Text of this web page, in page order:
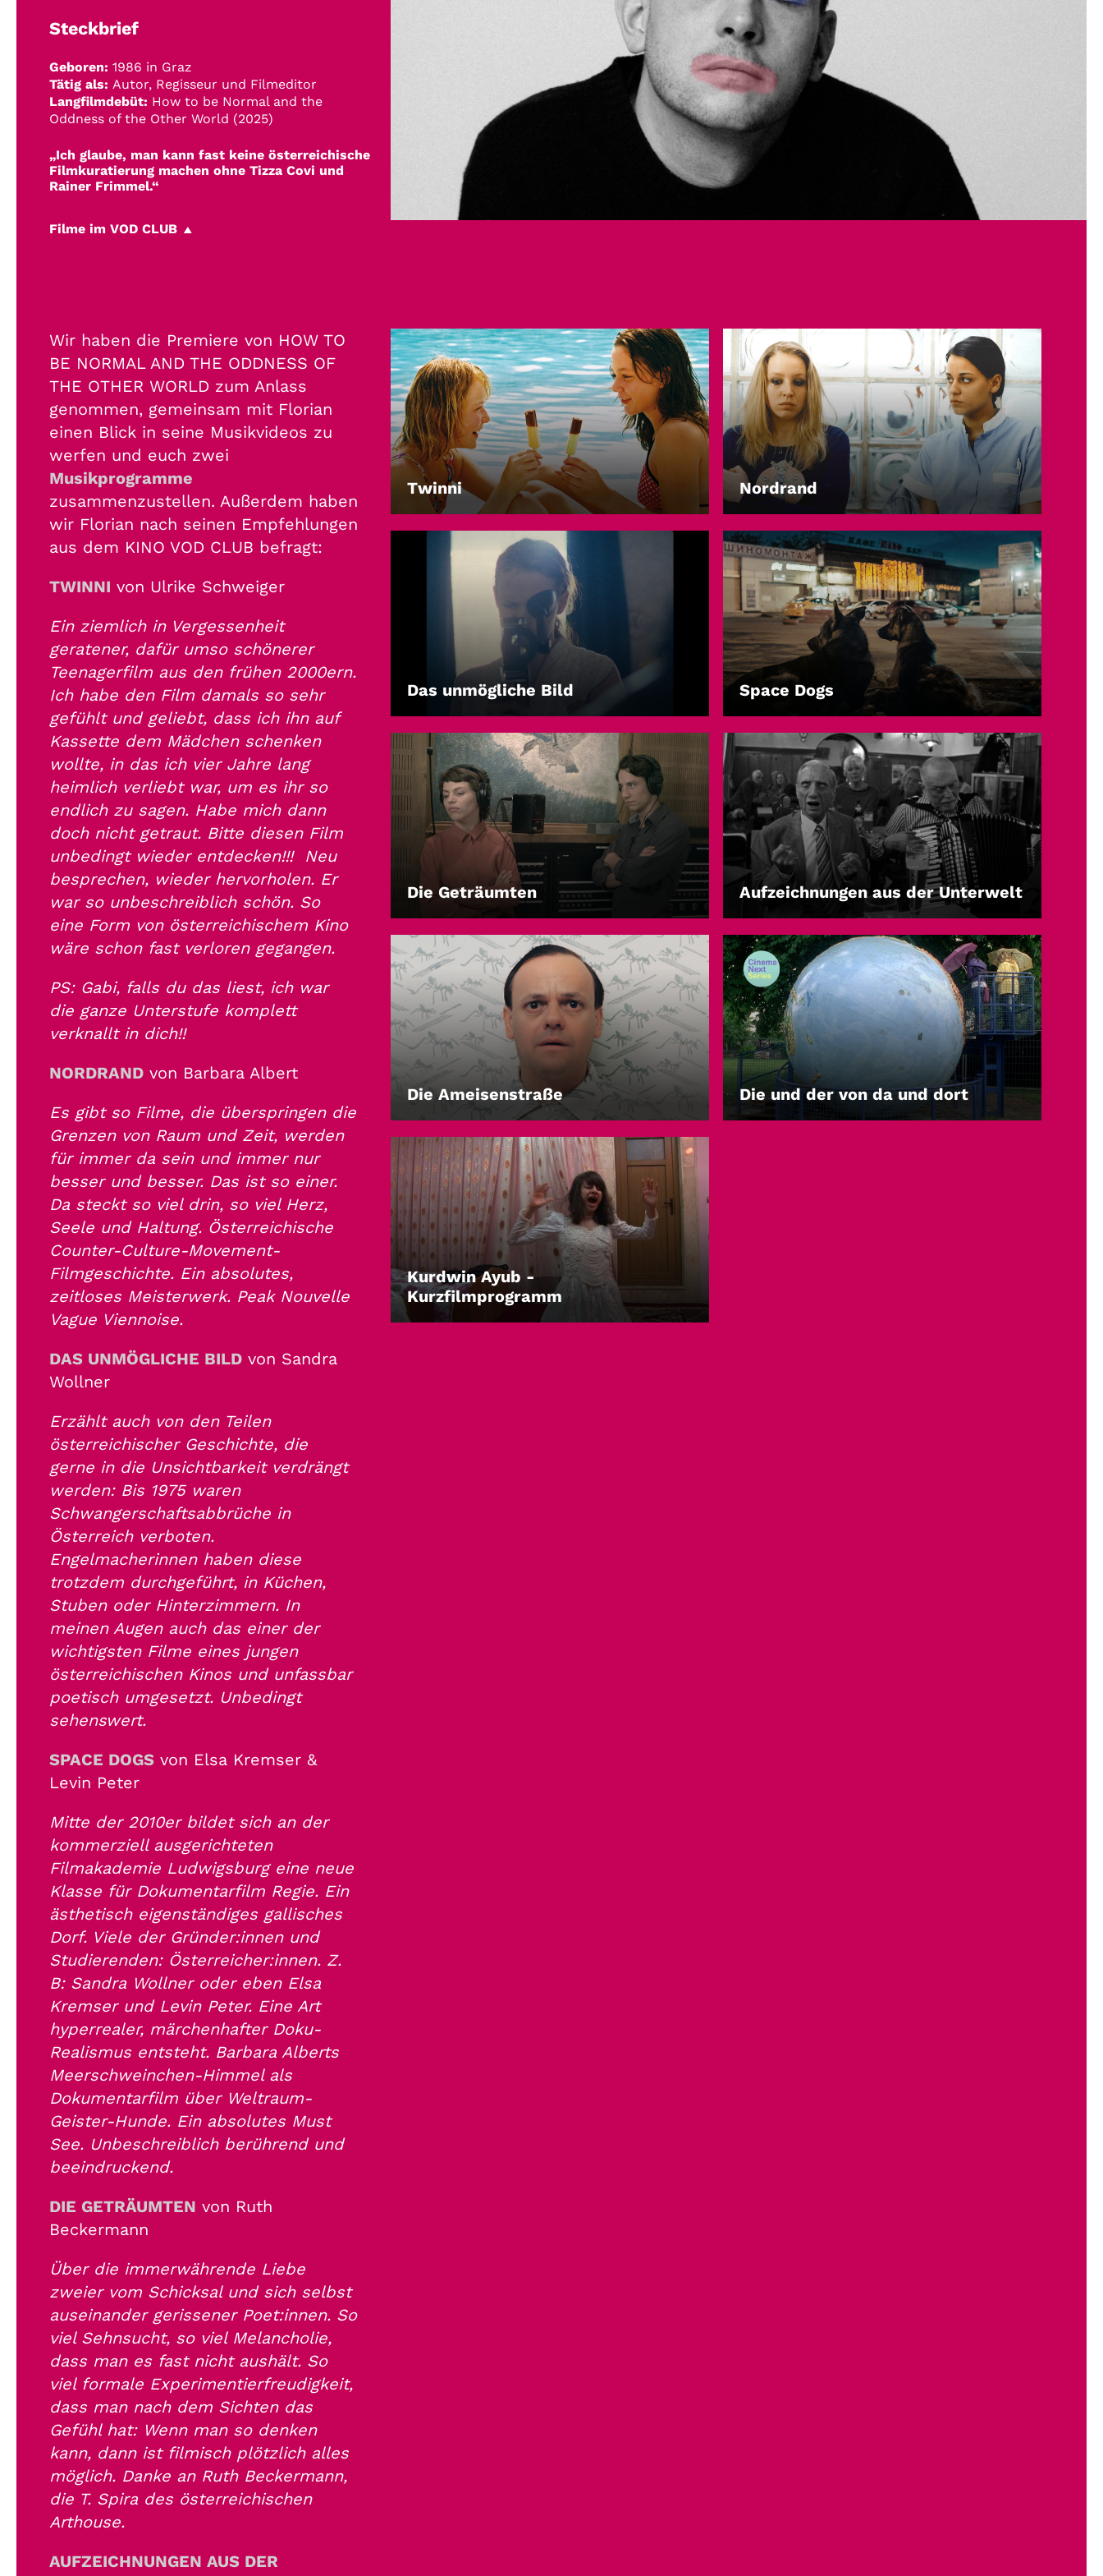
Suche
Steckbrief
Geboren: 1986 in Graz
Tätig als: Autor, Regisseur und Filmeditor
Langfilmdebüt: How to be Normal and the
Oddness of the Other World (2025)
„Ich glaube, man kann fast keine österreichische
Filmkuratierung machen ohne Tizza Covi und
Rainer Frimmel.“
Filme im VOD CLUB
Wir haben die Premiere von HOW TO
BE NORMAL AND THE ODDNESS OF
THE OTHER WORLD zum Anlass
genommen, gemeinsam mit Florian
einen Blick in seine Musikvideos zu
werfen und euch zwei
Musikprogramme
zusammenzustellen. Außerdem haben
wir Florian nach seinen Empfehlungen
aus dem KINO VOD CLUB befragt:
TWINNI von Ulrike Schweiger
Ein ziemlich in Vergessenheit
geratener, dafür umso schönerer
Teenagerfilm aus den frühen 2000ern.
Ich habe den Film damals so sehr
gefühlt und geliebt, dass ich ihn auf
Kassette dem Mädchen schenken
wollte, in das ich vier Jahre lang
heimlich verliebt war, um es ihr so
endlich zu sagen. Habe mich dann
doch nicht getraut. Bitte diesen Film
unbedingt wieder entdecken!!! Neu
besprechen, wieder hervorholen. Er
war so unbeschreiblich schön. So
eine Form von österreichischem Kino
wäre schon fast verloren gegangen.
PS: Gabi, falls du das liest, ich war
die ganze Unterstufe komplett
verknallt in dich!!
NORDRAND von Barbara Albert
Es gibt so Filme, die überspringen die
Grenzen von Raum und Zeit, werden
für immer da sein und immer nur
besser und besser. Das ist so einer.
Da steckt so viel drin, so viel Herz,
Seele und Haltung. Österreichische
Counter-Culture-Movement-
Filmgeschichte. Ein absolutes,
zeitloses Meisterwerk. Peak Nouvelle
Vague Viennoise.
DAS UNMÖGLICHE BILD von Sandra
Wollner
Erzählt auch von den Teilen
österreichischer Geschichte, die
gerne in die Unsichtbarkeit verdrängt
werden: Bis 1975 waren
Schwangerschaftsabbrüche in
Österreich verboten.
Engelmacherinnen haben diese
trotzdem durchgeführt, in Küchen,
Stuben oder Hinterzimmern. In
meinen Augen auch das einer der
wichtigsten Filme eines jungen
österreichischen Kinos und unfassbar
poetisch umgesetzt. Unbedingt
sehenswert.
SPACE DOGS von Elsa Kremser &
Levin Peter
Mitte der 2010er bildet sich an der
kommerziell ausgerichteten
Filmakademie Ludwigsburg eine neue
Klasse für Dokumentarfilm Regie. Ein
ästhetisch eigenständiges gallisches
Dorf. Viele der Gründer:innen und
Studierenden: Österreicher:innen. Z.
B: Sandra Wollner oder eben Elsa
Kremser und Levin Peter. Eine Art
hyperrealer, märchenhafter Doku-
Realismus entsteht. Barbara Alberts
Meerschweinchen-Himmel als
Dokumentarfilm über Weltraum-
Geister-Hunde. Ein absolutes Must
See. Unbeschreiblich berührend und
beeindruckend.
DIE GETRÄUMTEN von Ruth
Beckermann
Über die immerwährende Liebe
zweier vom Schicksal und sich selbst
auseinander gerissener Poet:innen. So
viel Sehnsucht, so viel Melancholie,
dass man es fast nicht aushält. So
viel formale Experimentierfreudigkeit,
dass man nach dem Sichten das
Gefühl hat: Wenn man so denken
kann, dann ist filmisch plötzlich alles
möglich. Danke an Ruth Beckermann,
die T. Spira des österreichischen
Arthouse.
AUFZEICHNUNGEN AUS DER
Twinni
LEIHEN Nordrand
LEIHEN
Das unmögliche Bild
LEIHEN Space Dogs
LEIHEN
Die Geträumten
LEIHEN Aufzeichnungen aus der Unterwelt
LEIHEN
Die Ameisenstraße
LEIHEN Die und der von da und dort
LEIHEN
Kurdwin Ayub -
Kurzfilmprogramm
LEIHEN